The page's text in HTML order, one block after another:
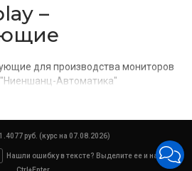
–
для производства мониторов
"Ниеншанц-Автоматика"
руб. (курс на 07.08.2026)
Нашли ошибку в тексте? Выделите ее и нажмите